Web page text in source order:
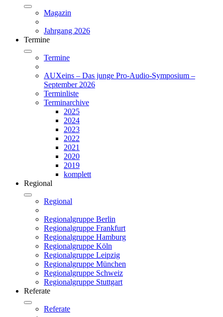
Magazin
Jahrgang 2026
Termine
Termine
AUXeins – Das junge Pro-Audio-Symposium –
September 2026
Terminliste
Terminarchive
2025
2024
2023
2022
2021
2020
2019
komplett
Regional
Regional
Regionalgruppe Berlin
Regionalgruppe Frankfurt
Regionalgruppe Hamburg
Regionalgruppe Köln
Regionalgruppe Leipzig
Regionalgruppe München
Regionalgruppe Schweiz
Regionalgruppe Stuttgart
Referate
Referate